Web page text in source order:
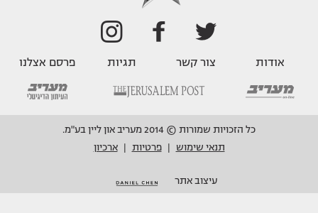
אודות צור קשר תגיות פרסם אצלנו
כל הזכויות שמורות © 2014 מעריב און ליין בע"מ.
תנאי שימוש
פרטיות ארכיון
עיצוב אתר